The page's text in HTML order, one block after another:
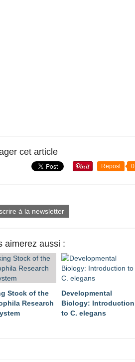
cet article
Repost 0
à la newsletter
aimerez aussi :
Stock of the
Research
Developmental
Biology: Introduction
to C. elegans